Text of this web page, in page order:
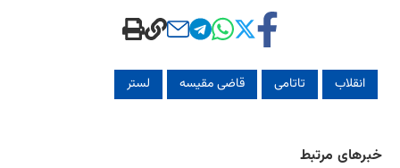
انقلاب تاتامی قاضی مقیسه لستر
خبرهای مرتبط